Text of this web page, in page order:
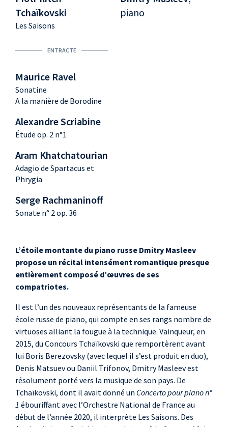
Tchaïkovski
Les Saisons
ENTRACTE
Maurice Ravel
Sonatine
A la manière de Borodine
Alexandre Scriabine
Étude op. 2 n°1
Aram Khatchatourian
Adagio de Spartacus et
Phrygia
Serge Rachmaninoff
Sonate n° 2 op. 36
piano
L’étoile montante du piano russe Dmitry Masleev
propose un récital intensément romantique presque
entièrement composé d’œuvres de ses
compatriotes.
Il est l’un des nouveaux représentants de la fameuse
école russe de piano, qui compte en ses rangs nombre de
virtuoses alliant la fougue à la technique. Vainqueur, en
2015, du Concours Tchaïkovski que remportèrent avant
lui Boris Berezovsky (avec lequel il s’est produit en duo),
Denis Matsuev ou Daniil Trifonov, Dmitry Masleev est
résolument porté vers la musique de son pays. De
Tchaïkovski, dont il avait donné un Concerto pour piano n°
1 ébouriffant avec l’Orchestre National de France au
début de l’année 2020, il interprète Les Saisons. Des